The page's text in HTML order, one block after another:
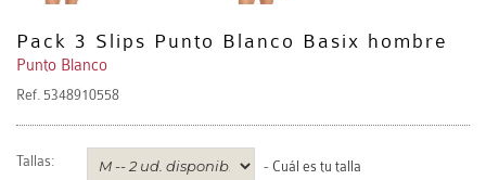
Pack 3 Slips Punto Blanco Basix hombre
Punto Blanco
Ref. 5348910558
Tallas: - Cuál es tu talla